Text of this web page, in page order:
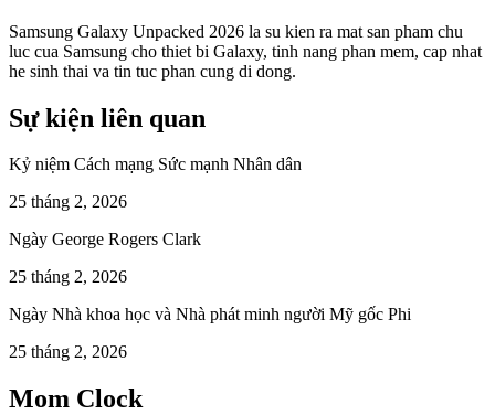
Samsung Galaxy Unpacked 2026 la su kien ra mat san pham chu
luc cua Samsung cho thiet bi Galaxy, tinh nang phan mem, cap nhat
he sinh thai va tin tuc phan cung di dong.
Sự kiện liên quan
Kỷ niệm Cách mạng Sức mạnh Nhân dân
25 tháng 2, 2026
Ngày George Rogers Clark
25 tháng 2, 2026
Ngày Nhà khoa học và Nhà phát minh người Mỹ gốc Phi
25 tháng 2, 2026
Mom Clock